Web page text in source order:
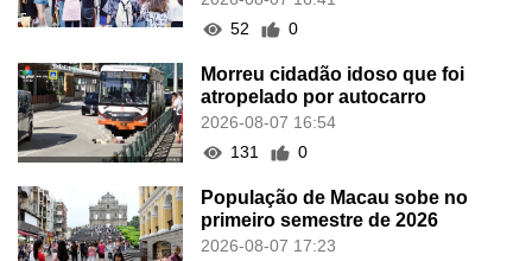
52
0
Morreu cidadão idoso que foi
atropelado por autocarro
2026-08-07 16:54
131
0
População de Macau sobe no
primeiro semestre de 2026
2026-08-07 17:23